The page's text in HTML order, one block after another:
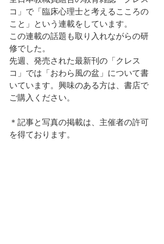
コ」で「臨床心理士と考えるこころの
こと」という連載をしています。
この連載の話題も取り入れながらの研
修でした。
先週、発売された最新刊の「クレス
コ」では「おわら風の盆」について書
いています。興味のある方は、書店で
ご購入ください。
＊記事と写真の掲載は、主催者の許可
を得ております。